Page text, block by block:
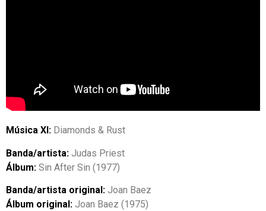
Música XI: Diamonds & Rust
Banda/artista: Judas Priest
Álbum: Sin After Sin (1977)
Banda/artista original: Joan Baez
Álbum original: Joan Baez (1975)